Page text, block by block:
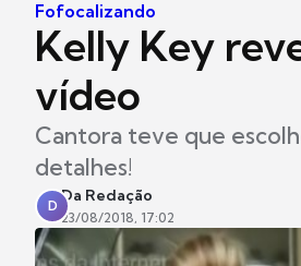
Fofocalizando
Kelly Key
vídeo
Cantora teve que
detalhes!
D
Da Redação
23/08/2018, 17:02